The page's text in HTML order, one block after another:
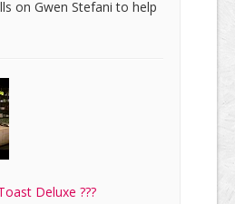
on Gwen Stefani to help
Deluxe ???